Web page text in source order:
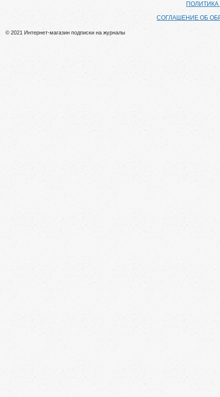
СОГЛАШЕНИЕ ОБ
© 2021 Интернет-магазин подписки на журналы